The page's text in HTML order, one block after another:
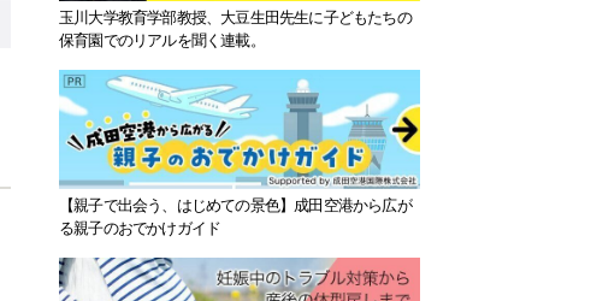
玉川大学教育学部教授、大豆生田先生に子どもたちの
保育園でのリアルを聞く連載。
【親子で出会う、はじめての景色】成田空港から広が
る親子のおでかけガイド